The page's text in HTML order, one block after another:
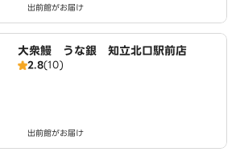
出前館がお届け
大衆鰻 うな銀 知立北口駅前店
2.8(10)
出前館がお届け